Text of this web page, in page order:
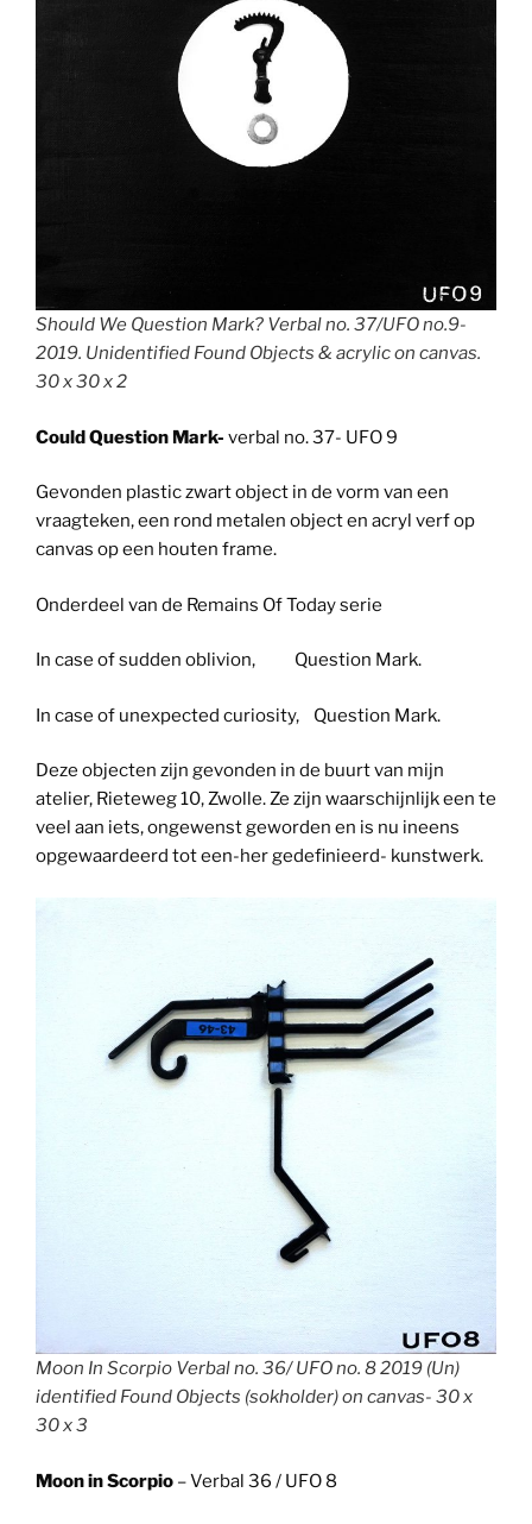
Should We Question Mark? Verbal no. 37/UFO no.9-
2019. Unidentified Found Objects & acrylic on canvas.
30 x 30 x 2
Could Question Mark- verbal no. 37- UFO 9
Gevonden plastic zwart object in de vorm van een
vraagteken, een rond metalen object en acryl verf op
canvas op een houten frame.
Onderdeel van de Remains Of Today serie
In case of sudden oblivion, Question Mark.
In case of unexpected curiosity, Question Mark.
Deze objecten zijn gevonden in de buurt van mijn
atelier, Rieteweg 10, Zwolle. Ze zijn waarschijnlijk een te
veel aan iets, ongewenst geworden en is nu ineens
opgewaardeerd tot een-her gedefinieerd- kunstwerk.
Moon In Scorpio Verbal no. 36/ UFO no. 8 2019 (Un)
identified Found Objects (sokholder) on canvas- 30 x
30 x 3
Moon in Scorpio – Verbal 36 / UFO 8